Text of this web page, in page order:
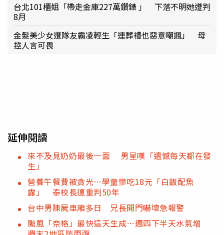
台北101櫃姐「帶走金庫227萬鑽錶 」 下落不明她遭判
8月
金髮美少女遭隊友霸凌輕生「連葬禮也惡意嘲諷」 母
控人言可畏
延伸閱讀
來不及見奶奶最後一面 男星嘆「遺憾每天都在發
生」
營養午餐費被貪光…學童慘吃18元「白飯配魚
露」 泰校長遭重判50年
台中男陳屍車廂多日 兄長開門嚇壞急報警
颱風「奈格」最快這天生成…週四下半天水氣增